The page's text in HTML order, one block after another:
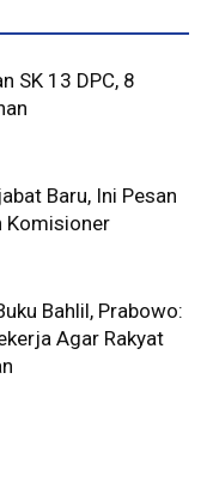
SK 13 DPC, 8
Baru, Ini Pesan
Komisioner
Bahlil, Prabowo:
Agar Rakyat